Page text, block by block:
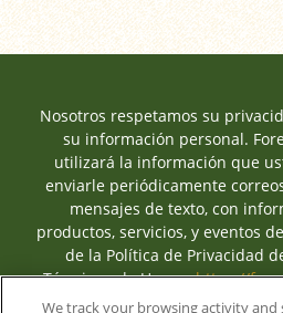
Nosotros respetamos su
su información personal.
utilizará la información que
enviarle periódicamente
mensajes de texto, con
productos, servicios, y eventos
de la Política de Privacidad
Términos de Uso enhttps://
hasta que usted cambie
We track your browsing activity and